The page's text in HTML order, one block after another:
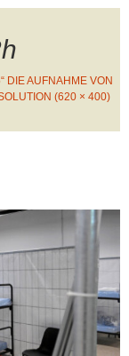
DIE AUFNAHME VON
(620 × 400)